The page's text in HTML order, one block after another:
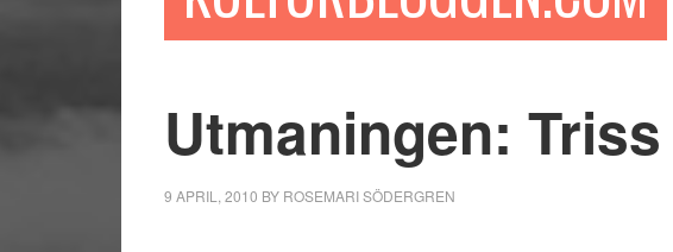
Utmaningen:
9 APRIL, 2010 BY ROSEMARI SÖDERGREN